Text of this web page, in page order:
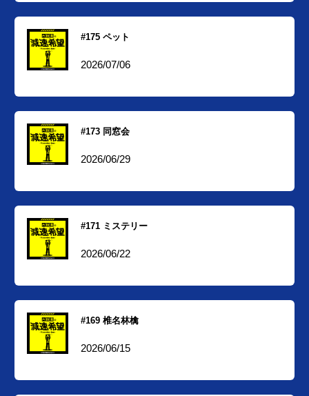
#175 ペット
2026/07/06
#173 同窓会
2026/06/29
#171 ミステリー
2026/06/22
#169 椎名林檎
2026/06/15